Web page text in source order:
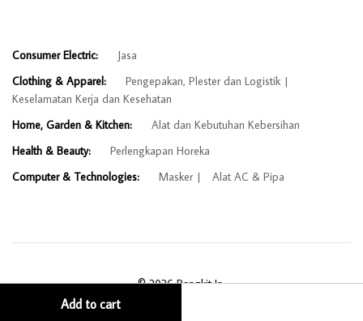
Consumer Electric:
Jasa
Clothing & Apparel:
Pengepakan, Plester dan Logistik
Keselamatan Kerja dan Kesehatan
Home, Garden & Kitchen:
Alat dan Kebutuhan Kebersihan
Health & Beauty:
Perlengkapan Horeka
Computer & Technologies:
Masker Alat AC & Pipa
© 2026 Bangkit In.
Add to cart